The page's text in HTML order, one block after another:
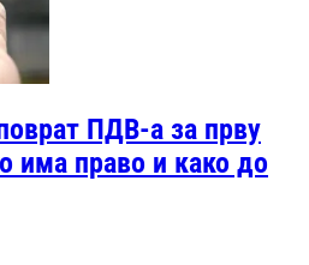
ПДВ-а за прву
има право и како до